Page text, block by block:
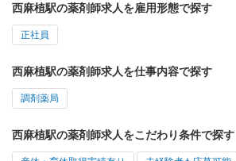
西麻植駅の薬剤師求人を雇用形態で探す
正社員
西麻植駅の薬剤師求人を仕事内容で探す
調剤薬局
西麻植駅の薬剤師求人をこだわり条件で探す